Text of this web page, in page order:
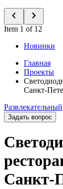
Item 1 of 12
Новинки
Главная
Проекты
Санкт-
Развлекательный
Задать вопрос
Санкт-